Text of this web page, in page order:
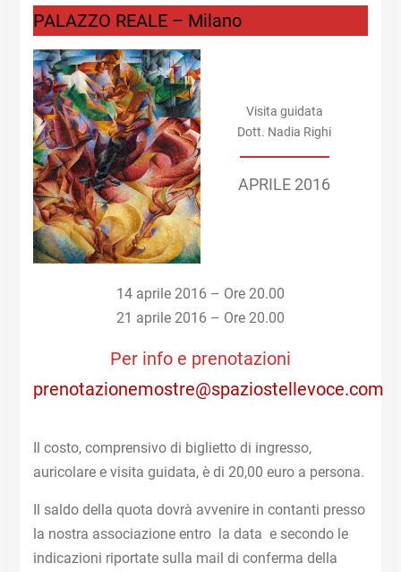
PALAZZO REALE – Milano
Visita guidata
Dott. Nadia Righi
APRILE 2016
14 aprile 2016 – Ore 20.00
21 aprile 2016 – Ore 20.00
Per info e prenotazioni
prenotazionemostre@spaziostellevoce.com
Il costo, comprensivo di biglietto di ingresso,
auricolare e visita guidata, è di 20,00 euro a persona.
Il saldo della quota dovrà avvenire in contanti presso
la nostra associazione entro la data e secondo le
indicazioni riportate sulla mail di conferma della